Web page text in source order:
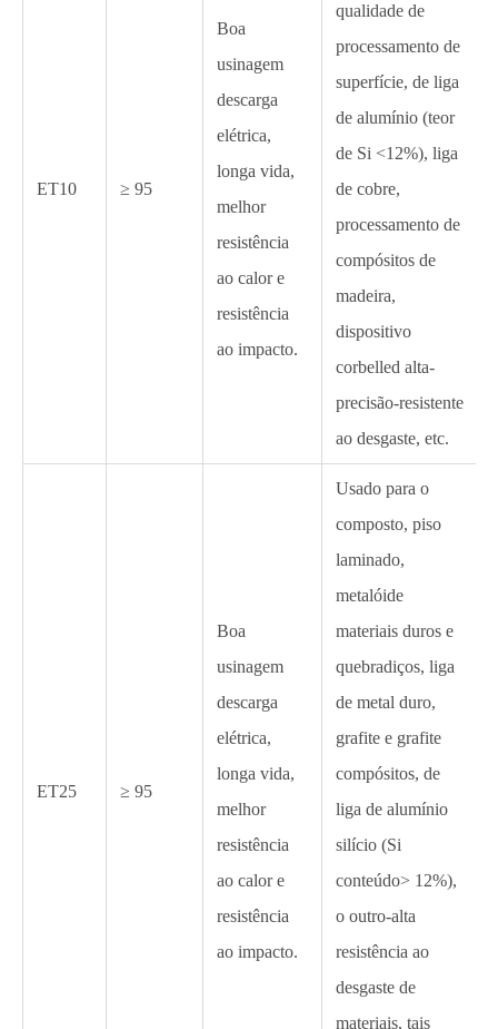
ET10 ≥ 95
Boa
usinagem
descarga
elétrica,
longa vida,
melhor
resistência
ao calor e
resistência
ao impacto.
qualidade de
processamento de
superfície, de liga
de alumínio (teor
de Si <12%), liga
de cobre,
processamento de
compósitos de
madeira,
dispositivo
corbelled alta-
precisão-resistente
ao desgaste, etc.
ET25 ≥ 95
Boa
usinagem
descarga
elétrica,
longa vida,
melhor
resistência
ao calor e
resistência
ao impacto.
Usado para o
composto, piso
laminado,
metalóide
materiais duros e
quebradiços, liga
de metal duro,
grafite e grafite
compósitos, de
liga de alumínio
silício (Si
conteúdo> 12%),
o outro-alta
resistência ao
desgaste de
materiais, tais